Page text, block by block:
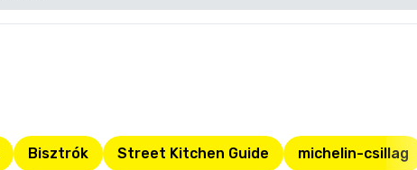
Bisztrók Street Kitchen Guide michelin-csillag